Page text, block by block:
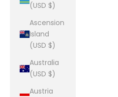
(USD $)
Ascension
Island
(USD $)
Australia
(USD $)
Austria